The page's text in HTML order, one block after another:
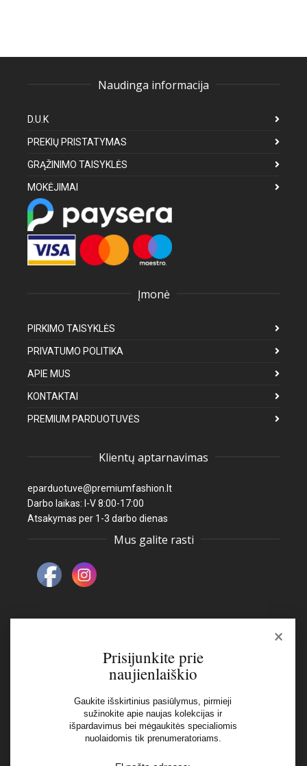
Naudinga informacija
D.U.K
PREKIŲ PRISTATYMAS
GRĄŽINIMO TAISYKLĖS
MOKĖJIMAI
Įmonė
PIRKIMO TAISYKLĖS
PRIVATUMO POLITIKA
APIE MUS
KONTAKTAI
PREMIUM PARDUOTUVĖS
Klientų aptarnavimas
eparduotuve@premiumfashion.lt
Darbo laikas: I-V 8:00-17:00
Atsakymas per 1-3 darbo dienas
Mus galite rasti
Naujienlaiškis
Aš perskaičiau ir sutinku su Privatumo Politikos
×
Prisijunkite prie
naujienlaiškio
Gaukite išskirtinius pasiūlymus, pirmieji
sužinokite apie naujas kolekcijas ir
išpardavimus bei mėgaukitės specialiomis
nuolaidomis tik prenumeratoriams.